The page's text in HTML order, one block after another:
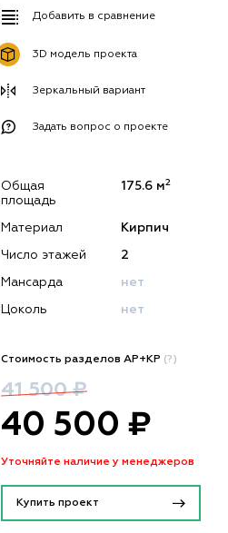
Добавить в сравнение
3D модель проекта
Зеркальный вариант
Задать вопрос о проекте
Общая
площадь
175.6 м2
Материал Кирпич
Число этажей 2
Мансарда нет
Цоколь нет
Стоимость разделов АР+КР (?)
41 500 ₽
40 500 ₽
Уточняйте наличие у менеджеров
Купить проект